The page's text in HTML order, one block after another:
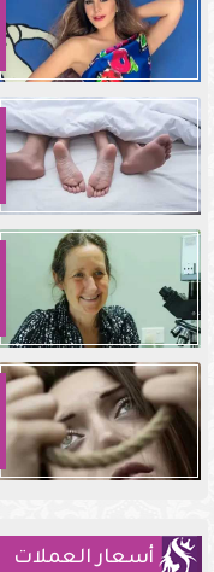
أسعار العملات